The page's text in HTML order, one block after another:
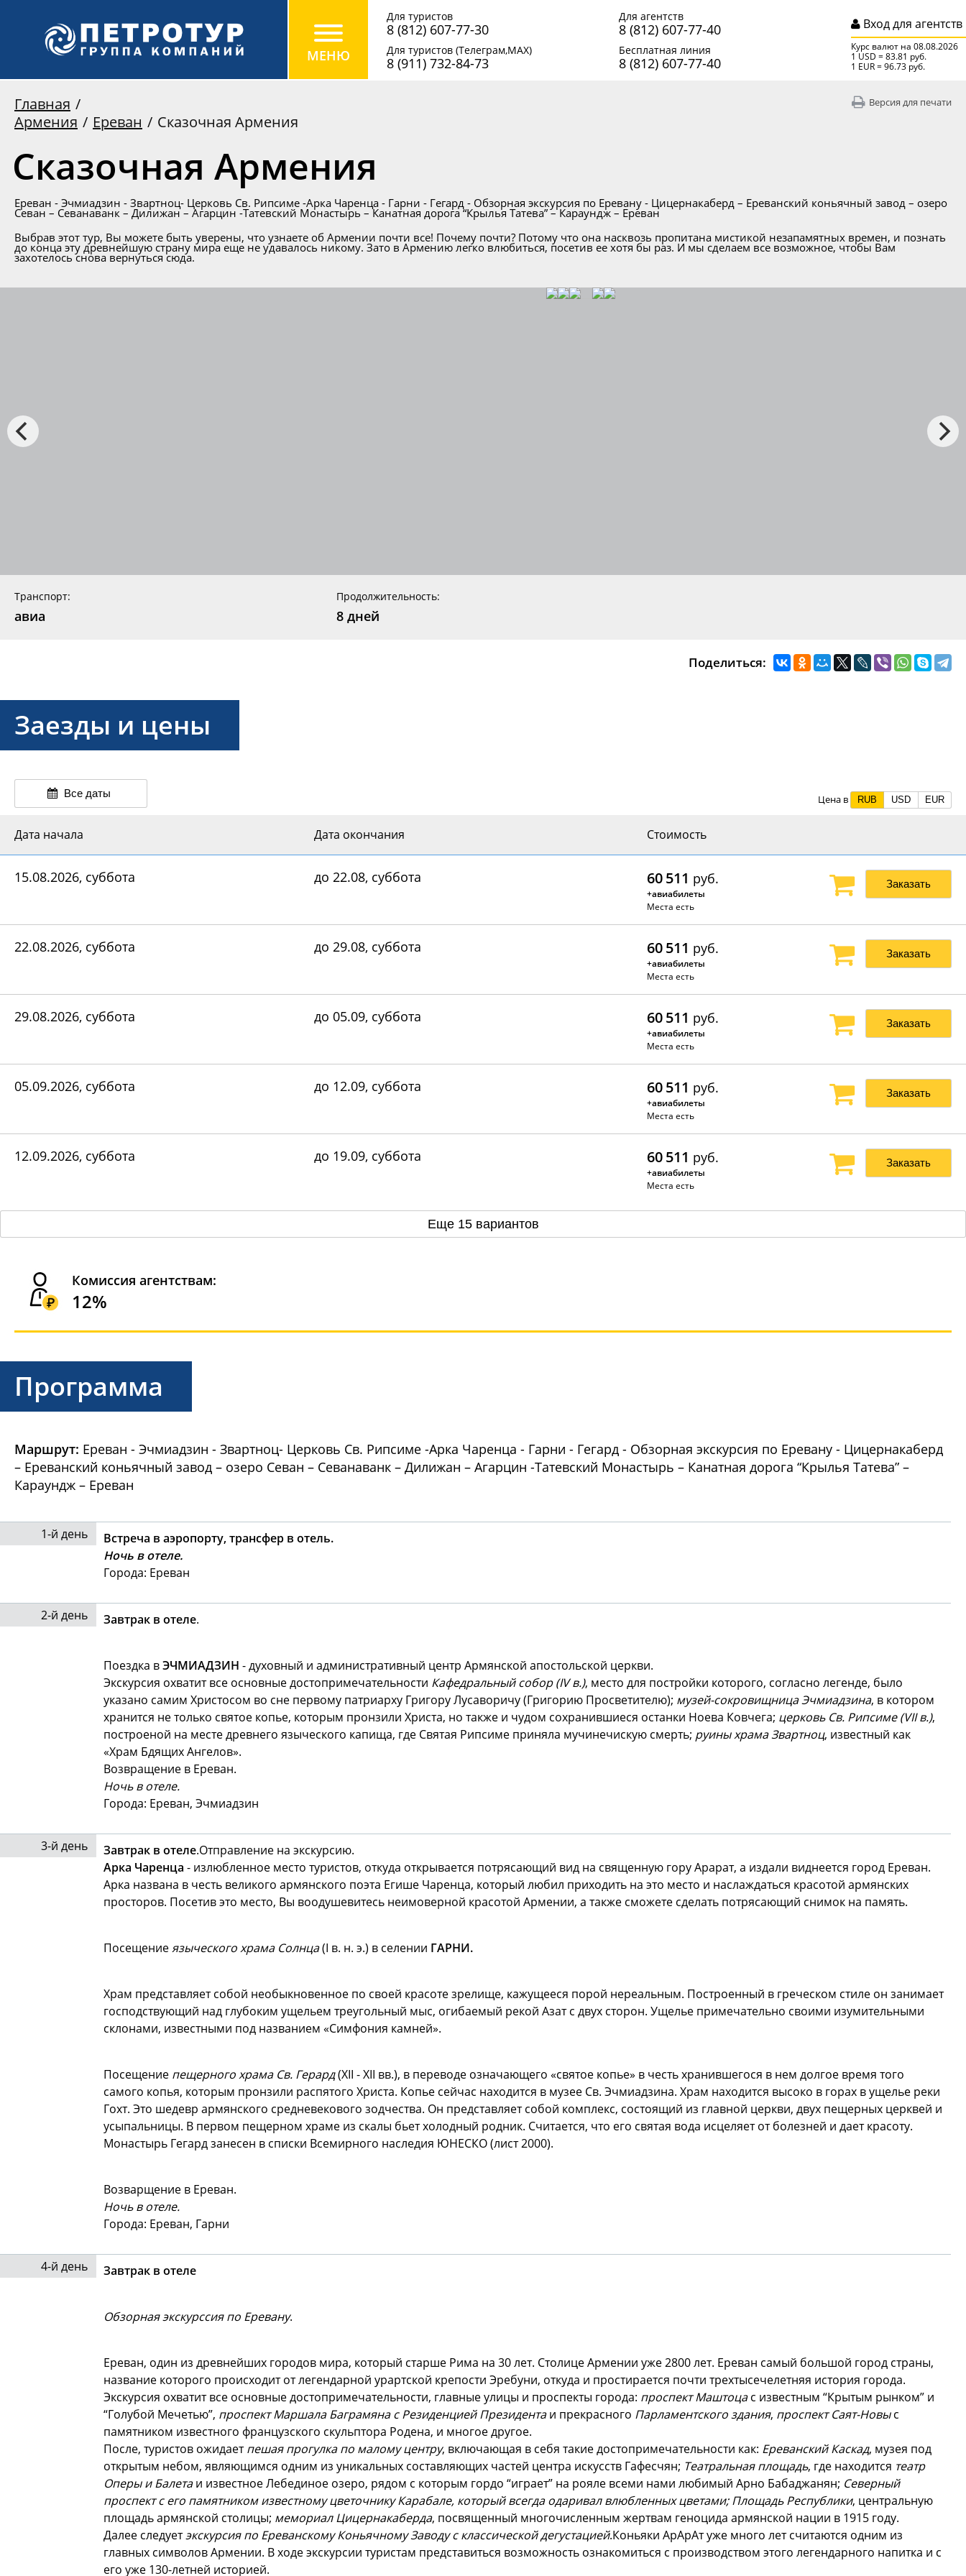
Для туристов
8 (812) 607-77-30
Для агентств
8 (812) 607-77-40
Для туристов (Телеграм,MAX)
8 (911) 732-84-73
Бесплатная линия
8 (812) 607-77-40
Вход для агентств
Курс валют на 08.08.2026
1 USD = 83.81 руб.
1 EUR = 96.73 руб.
Версия для печати
Главная
Армения
Ереван Сказочная Армения
Сказочная Армения
Ереван - Эчмиадзин - Звартноц- Церковь Св. Рипсиме -Арка Чаренца - Гарни - Гегард - Обзорная экскурсия по Еревану - Цицернакаберд – Ереванский коньячный завод – озеро
Севан – Севанаванк – Дилижан – Агарцин -Татевский Монастырь – Канатная дорога “Крылья Татева” – Караундж – Ереван
Выбрав этот тур, Вы можете быть уверены, что узнаете об Армении почти все! Почему почти? Потому что она насквозь пропитана мистикой незапамятных времен, и познать
до конца эту древнейшую страну мира еще не удавалось никому. Зато в Армению легко влюбиться, посетив ее хотя бы раз. И мы сделаем все возможное, чтобы Вам
захотелось снова вернуться сюда.
Транспорт:
авиа
Продолжительность:
8 дней
Поделиться:
Заезды и цены
RUB USD EUR
Все даты
Дата начала Дата окончания Стоимость
15.08.2026, суббота до 22.08, суббота 60 511 руб.
+авиабилеты
Места есть
Заказать
22.08.2026, суббота до 29.08, суббота 60 511 руб.
+авиабилеты
Места есть
Заказать
29.08.2026, суббота до 05.09, суббота 60 511 руб.
+авиабилеты
Места есть
Заказать
05.09.2026, суббота до 12.09, суббота 60 511 руб.
+авиабилеты
Места есть
Заказать
12.09.2026, суббота до 19.09, суббота 60 511 руб.
+авиабилеты
Места есть
Заказать
Еще 15 вариантов
Комиссия агентствам:
12%
Программа
Маршрут: Ереван - Эчмиадзин - Звартноц- Церковь Св. Рипсиме -Арка Чаренца - Гарни - Гегард - Обзорная экскурсия по Еревану - Цицернакаберд
– Ереванский коньячный завод – озеро Севан – Севанаванк – Дилижан – Агарцин -Татевский Монастырь – Канатная дорога “Крылья Татева” –
Караундж – Ереван
1-й день
Встреча в аэропорту, трансфер в отель.
Ночь в отеле.
Города: Ереван
2-й день Завтрак в отеле.
Поездка вЭЧМИАДЗИН - духовный и административный центр Армянской апостольской церкви.
Экскурсия охватит все основные достопримечательности Кафедральный собор (IV в.), место для постройки которого, согласно легенде, было
указано самим Христосом во сне первому патриарху Григору Лусаворичу (Григорию Просветителю); музей-сокровищница Эчмиадзина, в котором
хранится не только святое копье, которым пронзили Христа, но также и чудом сохранившиеся останки Ноева Ковчега; церковь Св. Рипсиме (VII в.),
построеной на месте древнего языческого капища, где Святая Рипсиме приняла мучинечискую смерть; руины храма Звартноц, известный как
«Храм Бдящих Ангелов».
Возвращение в Ереван.
Ночь в отеле.
Города: Ереван, Эчмиадзин
3-й день Завтрак в отеле.Отправление на экскурсию.
Арка Чаренца - излюбленное место туристов, откуда открывается потрясающий вид на священную гору Арарат, а издали виднеется город Ереван.
Арка названа в честь великого армянского поэта Егише Чаренца, который любил приходить на это место и наслаждаться красотой армянских
просторов. Посетив это место, Вы воодушевитесь неимоверной красотой Армении, а также сможете сделать потрясающий снимок на память.
Посещениеязыческого храма Солнца(I в. н. э.) в селении ГАРНИ.
Храм представляет собой необыкновенное по своей красоте зрелище, кажущееся порой нереальным. Построенный в греческом стиле он занимает
господствующий над глубоким ущельем треугольный мыс, огибаемый рекой Азат с двух сторон. Ущелье примечательно своими изумительными
склонами, известными под названием «Симфония камней».
Посещение пещерного храма Св. Герард(XII - XII вв.), в переводе означающего «святое копье» в честь хранившегося в нем долгое время того
самого копья, которым пронзили распятого Христа. Копье сейчас находится в музее Св. Эчмиадзина. Храм находится высоко в горах в ущелье реки
Гохт. Это шедевр армянского средневекового зодчества. Он представляет собой комплекс, состоящий из главной церкви, двух пещерных церквей и
усыпальницы. В первом пещерном храме из скалы бьет холодный родник. Считается, что его святая вода исцеляет от болезней и дает красоту.
Монастырь Гегард занесен в списки Всемирного наследия ЮНЕСКО (лист 2000).
Возварщение в Ереван.
Ночь в отеле.
Города: Ереван, Гарни
4-й день Завтрак в отеле
Обзорная экскурссия по Еревану.
Ереван, один из древнейших городов мира, который старше Рима на 30 лет. Столице Армении уже 2800 лет. Ереван самый большой город страны,
название которого происходит от легендарной урартской крепости Эребуни, откуда и простирается почти трехтысечелетняя история города.
Экскурсия охватит все основные достопримечательности, главные улицы и проспекты города: проспект Маштоцас известным “Крытым рынком” и
“Голубой Мечетью”, проспект Маршала Баграмяна с Резиденцией Президентаи прекрасного Парламентского здания, проспект Саят-Новыс
памятником известного французского скульптора Родена, и многое другое.
После, туристов ожидаетпешая прогулка по малому центру, включающая в себя такие достопримечательности как: Ереванский Каскад, музея под
открытым небом, являющимся одним из уникальных составляющих частей центра искусств Гафесчян; Театральная площадь, где находится театр
Оперы и Балетаи известное Лебединое озеро, рядом с которым гордо “играет” на рояле всеми нами любимый Арно Бабаджанян; Северный
проспект с его памятником известному цветочнику Карабале, который всегда одаривал влюбленных цветами; Площадь Республики, центральную
площадь армянской столицы; мемориал Цицернакаберда, посвященный многочисленным жертвам геноцида армянской нации в 1915 году.
Далее следуетэкскурсия по Ереванскому Коньячному Заводу с классической дегустацией.Коньяки АрАрАт уже много лет считаются одним из
главных символов Армении. В ходе экскурсии туристам представиться возможность ознакомиться с производством этого легендарного напитка и с
его уже 130-летней историей.